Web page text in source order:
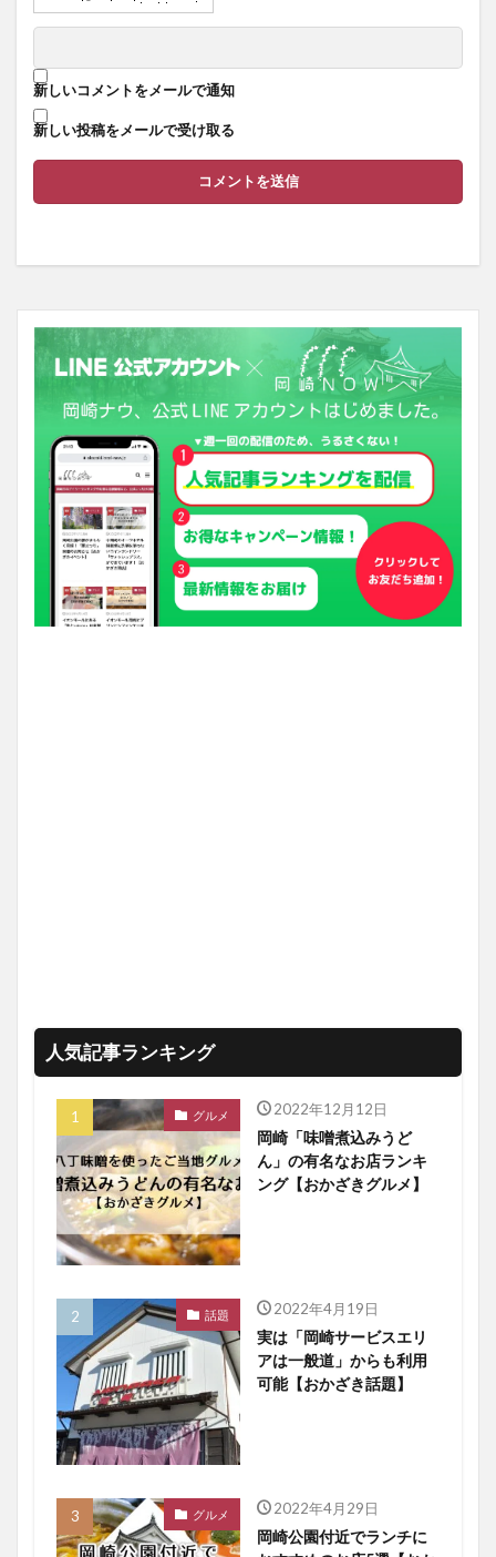
新しいコメントをメールで通知
新しい投稿をメールで受け取る
人気記事ランキング
グルメ 2022年12月12日
岡崎「味噌煮込みうど
ん」の有名なお店ランキ
ング【おかざきグルメ】
話題 2022年4月19日
実は「岡崎サービスエリ
アは一般道」からも利用
可能【おかざき話題】
グルメ 2022年4月29日
岡崎公園付近でランチに